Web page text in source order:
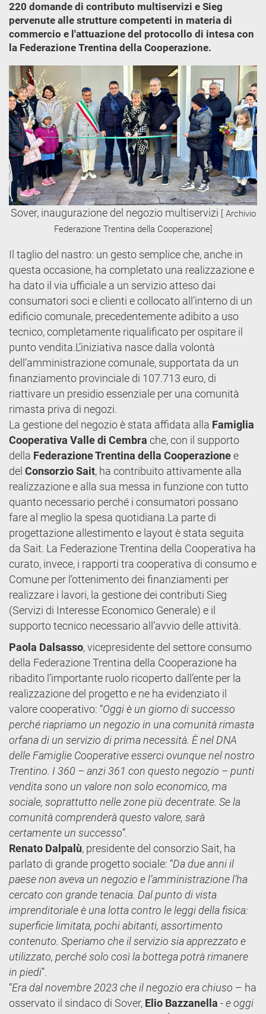
220 domande di contributo multiservizi e Sieg
pervenute alle strutture competenti in materia di
commercio e l'attuazione del protocollo di intesa con
la Federazione Trentina della Cooperazione.
Sover, inaugurazione del negozio multiservizi [ Archivio
Federazione Trentina della Cooperazione]
Il taglio del nastro: un gesto semplice che, anche in
questa occasione, ha completato una realizzazione e
ha dato il via ufficiale a un servizio atteso dai
consumatori soci e clienti e collocato all’interno di un
edificio comunale, precedentemente adibito a uso
tecnico, completamente riqualificato per ospitare il
punto vendita.L’iniziativa nasce dalla volontà
dell’amministrazione comunale, supportata da un
finanziamento provinciale di 107.713 euro, di
riattivare un presidio essenziale per una comunità
rimasta priva di negozi.
La gestione del negozio è stata affidata alla Famiglia
Cooperativa Valle di Cembra che, con il supporto
della Federazione Trentina della Cooperazionee
del Consorzio Sait, ha contribuito attivamente alla
realizzazione e alla sua messa in funzione con tutto
quanto necessario perché i consumatori possano
fare al meglio la spesa quotidiana.La parte di
progettazione allestimento e layout è stata seguita
da Sait. La Federazione Trentina della Cooperativa ha
curato, invece, i rapporti tra cooperativa di consumo e
Comune per l’ottenimento dei finanziamenti per
realizzare i lavori, la gestione dei contributi Sieg
(Servizi di Interesse Economico Generale) e il
supporto tecnico necessario all’avvio delle attività.
Paola Dalsasso, vicepresidente del settore consumo
della Federazione Trentina della Cooperazione ha
ribadito l’importante ruolo ricoperto dall’ente per la
realizzazione del progetto e ne ha evidenziato il
valore cooperativo: “Oggi è un giorno di successo
perché riapriamo un negozio in una comunità rimasta
orfana di un servizio di prima necessità. È nel DNA
delle Famiglie Cooperative esserci ovunque nel nostro
Trentino. I 360 – anzi 361 con questo negozio – punti
vendita sono un valore non solo economico, ma
sociale, soprattutto nelle zone più decentrate. Se la
comunità comprenderà questo valore, sarà
certamente un successo”.
Renato Dalpalù, presidente del consorzio Sait, ha
parlato di grande progetto sociale: “Da due anni il
paese non aveva un negozio e l’amministrazione l’ha
cercato con grande tenacia. Dal punto di vista
imprenditoriale è una lotta contro le leggi della fisica:
superficie limitata, pochi abitanti, assortimento
contenuto. Speriamo che il servizio sia apprezzato e
utilizzato, perché solo così la bottega potrà rimanere
in piedi”.
“Era dal novembre 2023 che il negozio era chiuso – ha
osservato il sindaco di Sover, Elio Bazzanella -e oggi